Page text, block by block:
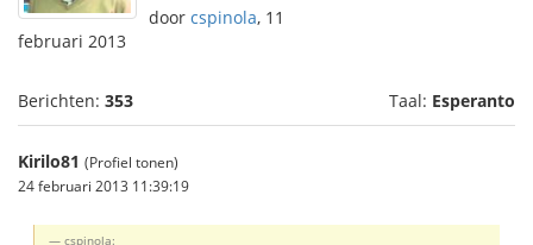
door cspinola, 11
februari 2013
Berichten: 353 Taal: Esperanto
Kirilo81 (Profiel tonen)
24 februari 2013 11:39:19
cspinola: